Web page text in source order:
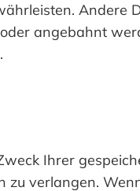
Andere
angebahnt
Ihrer
zu verlangen.